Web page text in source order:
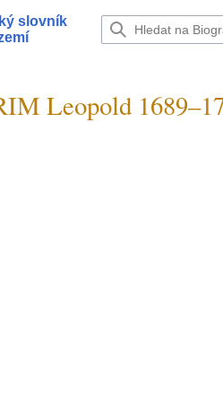
slovník
Leopold